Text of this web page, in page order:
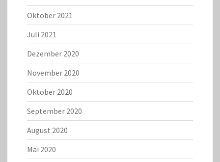
Oktober 2021
Juli 2021
Dezember 2020
November 2020
Oktober 2020
September 2020
August 2020
Mai 2020